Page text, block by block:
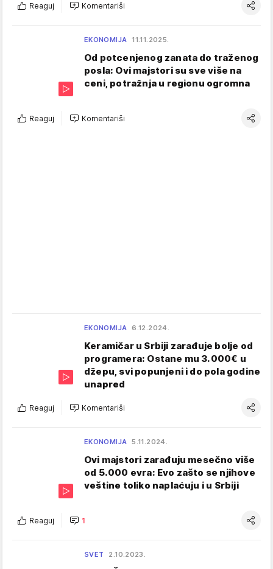
Reaguj Komentariši
EKONOMIJA 11.11.2025.
Od potcenjenog zanata do traženog
posla: Ovi majstori su sve više na
ceni, potražnja u regionu ogromna
Reaguj Komentariši
EKONOMIJA 6.12.2024.
Keramičar u Srbiji zarađuje bolje od
programera: Ostane mu 3.000€ u
džepu, svi popunjeni i do pola godine
unapred
Reaguj Komentariši
EKONOMIJA 5.11.2024.
Ovi majstori zarađuju mesečno više
od 5.000 evra: Evo zašto se njihove
veštine toliko naplaćuju i u Srbiji
Reaguj 1
SVET 2.10.2023.